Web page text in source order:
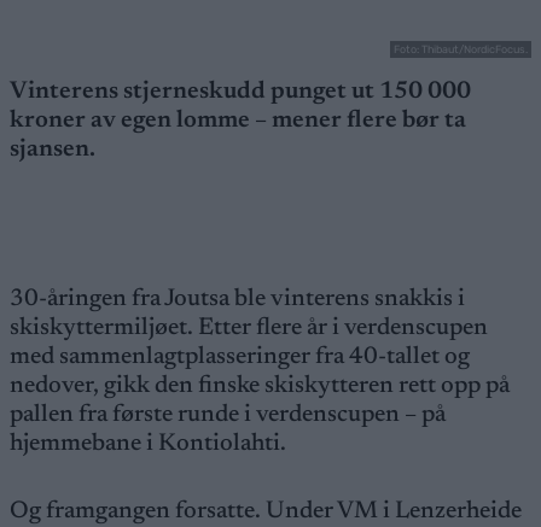
Foto: Thibaut/NordicFocus.
Vinterens stjerneskudd punget ut 150 000
kroner av egen lomme – mener flere bør ta
sjansen.
30-åringen fra Joutsa ble vinterens snakkis i
skiskyttermiljøet. Etter flere år i verdenscupen
med sammenlagtplasseringer fra 40-tallet og
nedover, gikk den finske skiskytteren rett opp på
pallen fra første runde i verdenscupen – på
hjemmebane i Kontiolahti.
Og framgangen forsatte. Under VM i Lenzerheide